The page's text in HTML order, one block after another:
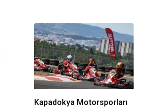
Kapadokya Motorsporları